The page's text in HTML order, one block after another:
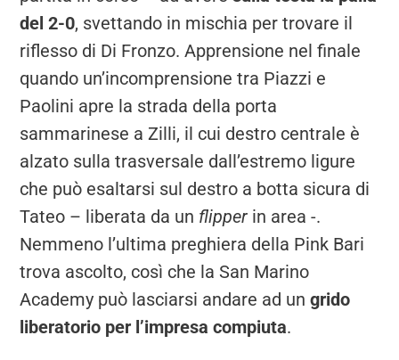
del 2-0, svettando in mischia per trovare il
riflesso di Di Fronzo. Apprensione nel finale
quando un’incomprensione tra Piazzi e
Paolini apre la strada della porta
sammarinese a Zilli, il cui destro centrale è
alzato sulla trasversale dall’estremo ligure
che può esaltarsi sul destro a botta sicura di
Tateo – liberata da un flipper in area -.
Nemmeno l’ultima preghiera della Pink Bari
trova ascolto, così che la San Marino
Academy può lasciarsi andare ad ungrido
liberatorio per l’impresa compiuta.